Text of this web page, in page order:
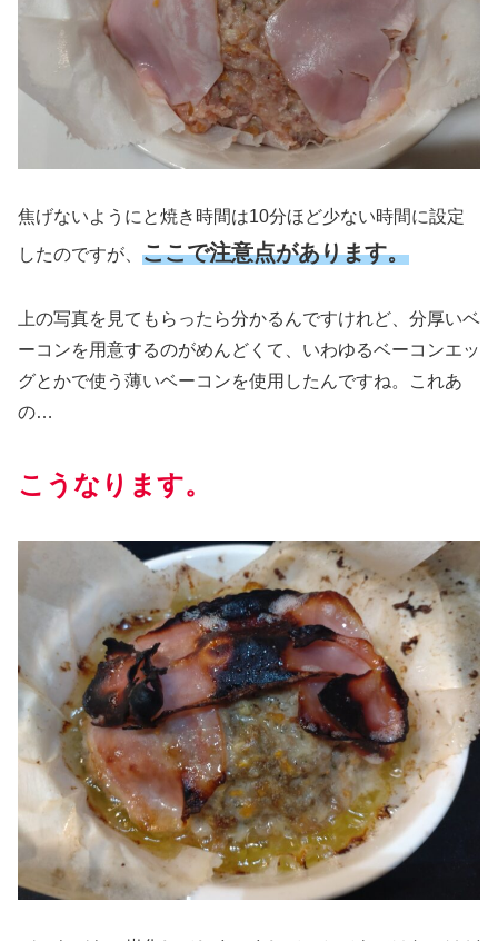
焦げないようにと焼き時間は10分ほど少ない時間に設定
したのですが、 ここで注意点があります。
上の写真を見てもらったら分かるんですけれど、分厚いベ
ーコンを用意するのがめんどくて、いわゆるベーコンエッ
グとかで使う薄いベーコンを使用したんですね。これあ
の…
こうなります。